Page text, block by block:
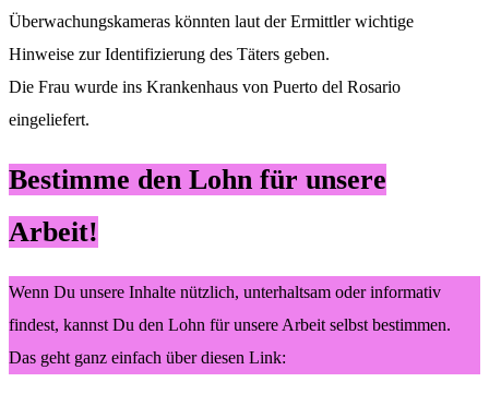
Überwachungskameras könnten laut der Ermittler wichtige
Hinweise zur Identifizierung des Täters geben.
Die Frau wurde ins Krankenhaus von Puerto del Rosario
eingeliefert.
Bestimme den Lohn für unsere
Arbeit!
Wenn Du unsere Inhalte nützlich, unterhaltsam oder informativ
findest, kannst Du den Lohn für unsere Arbeit selbst bestimmen.
Das geht ganz einfach über diesen Link: